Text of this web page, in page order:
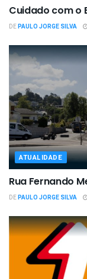
Cuidado com o
DEPAULO JORGE SILVA
ATUALIDADE
Rua Fernando
DEPAULO JORGE SILVA